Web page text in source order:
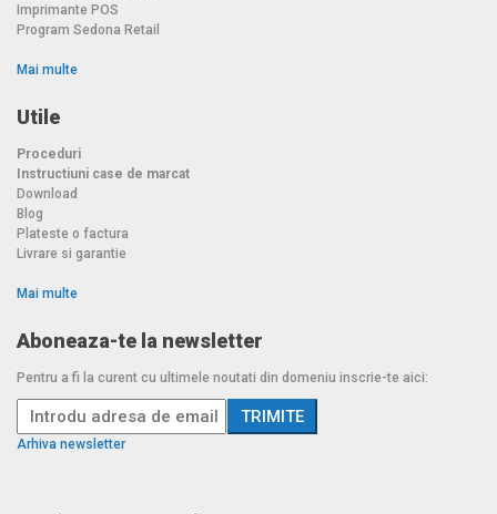
Imprimante POS
Program Sedona Retail
Mai multe
Utile
Proceduri
Instructiuni case de marcat
Download
Blog
Plateste o factura
Livrare si garantie
Mai multe
Aboneaza-te la newsletter
Pentru a fi la curent cu ultimele noutati din domeniu inscrie-te aici:
Arhiva newsletter